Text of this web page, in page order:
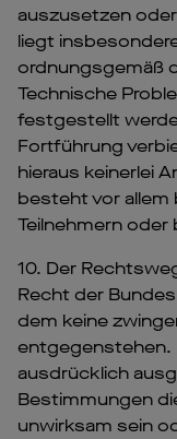
auszusetzen
liegt
ordnungsgemäß
Technische
festgestellt
Fortführung
hieraus keinerlei
besteht vor allem
Teilnehmern
10. Der
Recht der
dem keine
entgegenstehen.
ausdrücklich
Bestimmungen
unwirksam sein